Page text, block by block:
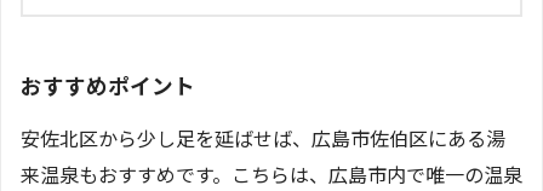
おすすめポイント
安佐北区から少し足を延ばせば、広島市佐伯区にある湯
来温泉もおすすめです。こちらは、広島市内で唯一の温泉